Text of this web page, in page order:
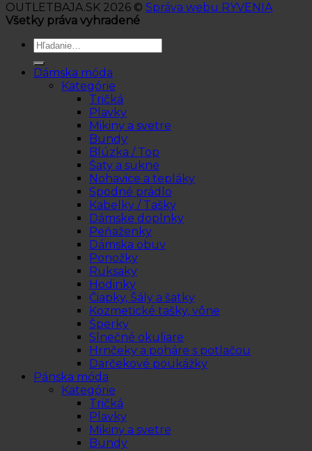
OUTLETBAJA.SK 2026 © Správa webu RYVENIA
Všetky práva vyhradené
Hľadať:
Dámska móda
Kategórie
Tričká
Plavky
Mikiny a svetre
Bundy
Blúzka / Top
Šaty a sukne
Nohavice a tepláky
Spodné prádlo
Kabelky / Tašky
Dámske doplnky
Peňaženky
Dámska obuv
Ponožky
Ruksaky
Hodinky
Čiapky, Šály a šatky
Kozmetické tašky, vône
Šperky
Slnečné okuliare
Hrnčeky a poháre s potlačou
Darčekové poukážky
Pánska móda
Kategórie
Tričká
Plavky
Mikiny a svetre
Bundy